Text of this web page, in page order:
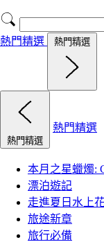
熱門精選 熱門精選
熱門精選
熱門精選
本月之星蠟燭:
漂泊遊記
走進夏日水上
旅途新章
旅行必備